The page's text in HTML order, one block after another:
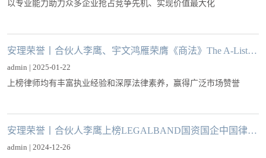
以专业能力助力众多企业抢占竞争先机、实现价值最大化
安理荣誉丨合伙人李鹰、宇文鸿雁荣膺《商法》The A-List法律精英：2024中国业务律界精锐
admin | 2025-01-22
上榜律师均有丰富执业经验和深厚法律素养，赢得广泛市场赞誉
安理荣誉丨合伙人李鹰上榜LEGALBAND国资国企中国律师15强
admin | 2024-12-26